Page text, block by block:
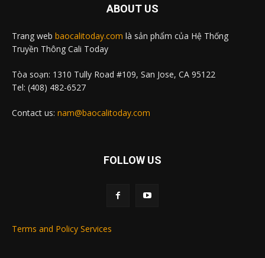
ABOUT US
Trang web baocalitoday.com là sản phẩm của Hệ Thống
Truyền Thông Cali Today
Tòa soạn: 1310 Tully Road #109, San Jose, CA 95122
Tel: (408) 482-6527
Contact us: nam@baocalitoday.com
FOLLOW US
Terms and Policy Services